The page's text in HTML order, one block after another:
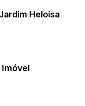
Heloisa